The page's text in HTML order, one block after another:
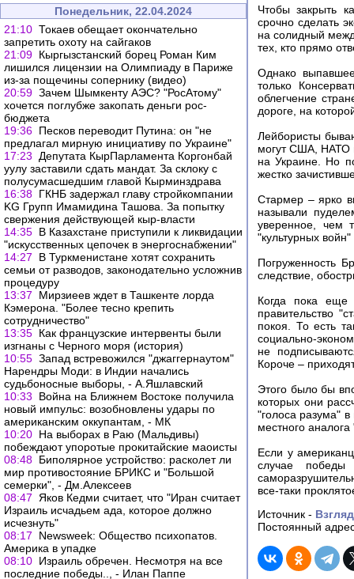
Понедельник, 22.04.2024
21:10 Токаев обещает окончательно
запретить охоту на сайгаков
21:09 Кыргызстанский борец Роман Ким
лишился лицензии на Олимпиаду в Париже
из-за пощечины сопернику (видео)
20:59 Зачем Шымкенту АЭС? "РосАтому"
хочется поглубже закопать деньги рос-
бюджета
19:36 Песков переводит Путина: он "не
предлагал мирную инициативу по Украине"
17:23
Депутата КырПарламента Коргонбай
уулу заставили сдать мандат. За склоку с
полусумасшедшим главой Кырминздрава
16:38 ГКНБ задержал главу стройкомпании
KG Групп Имамидина Ташова. За попытку
свержения действующей кыр-власти
14:35 В Казахстане приступили к ликвидации
"искусственных цепочек в энергоснабжении"
14:27
В Туркменистане хотят сохранить
семьи от разводов, законодательно усложнив
процедуру
13:37
Мирзиеев ждет в Ташкенте лорда
Кэмерона. "Более тесно крепить
сотрудничество"
13:35 Как французские интервенты были
изгнаны с Черного моря (история)
10:55 Запад встревожился "джаггернаутом"
Нарендры Моди: в Индии начались
судьбоносные выборы, - А.Яшлавский
10:33
Война на Ближнем Востоке получила
новый импульс: возобновлены удары по
американским оккупантам, - МК
10:20 На выборах в Раю (Мальдивы)
побеждают упоротые прокитайские маоисты
08:48 Биполярное устройство: расколет ли
мир противостояние БРИКС и "Большой
семерки", - Дм.Алексеев
08:47
Яков Кедми считает, что "Иран считает
Израиль исчадьем ада, которое должно
исчезнуть"
08:17
Newsweek: Общество психопатов.
Америка в упадке
08:10 Израиль обречен. Несмотря на все
последние победы.., - Илан Паппе
Чтобы закрыть
срочно сделать
на солидный
тех, кто прямо
Однако
только
облегчение
дороге, на
Лейбористы
могут США, НАТО и
на Украине. Но
жестко
Стармер – ярко
называли
уверенное, чем
"культурных
Погруженность
следствие,
Когда пока еще
правительство
покоя. То есть
социально-
не
Короче –
Этого было бы
которых они
"голоса разума"
местного
Если у
случае
все-таки
Источник - Взгляд
Постоянный